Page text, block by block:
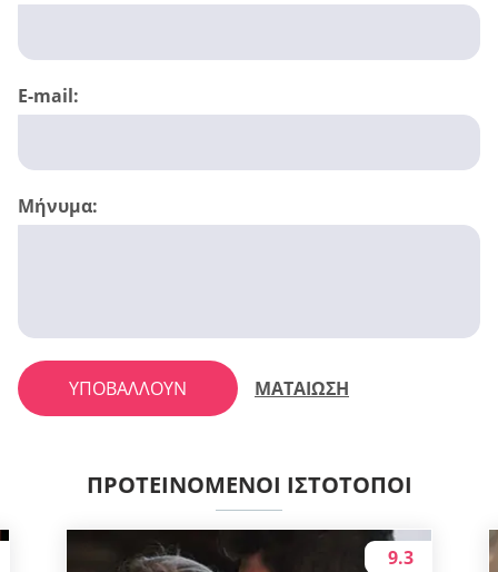
E-mail:
Μήνυμα:
ΥΠΟΒΆΛΛΟΥΝ ΜΑΤΑΙΩΣΗ
ΠΡΟΤΕΙΝΌΜΕΝΟΙ ΙΣΤΌΤΟΠΟΙ
9.3